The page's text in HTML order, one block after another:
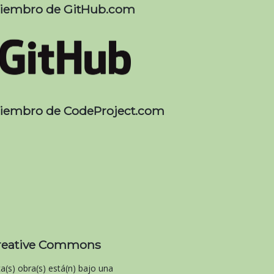
de GitHub.com
de CodeProject.com
Commons
obra(s) está(n) bajo una